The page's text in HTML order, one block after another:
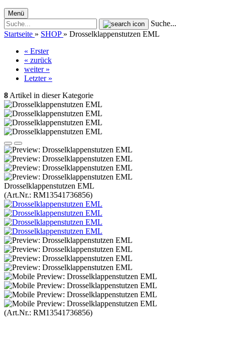
Menü
Suche...
Startseite » SHOP » Drosselklappenstutzen EML
« Erster
« zurück
weiter »
Letzter »
8 Artikel in dieser Kategorie
Drosselklappenstutzen EML
(Art.Nr.: RM13541736856)
(Art.Nr.: RM13541736856)